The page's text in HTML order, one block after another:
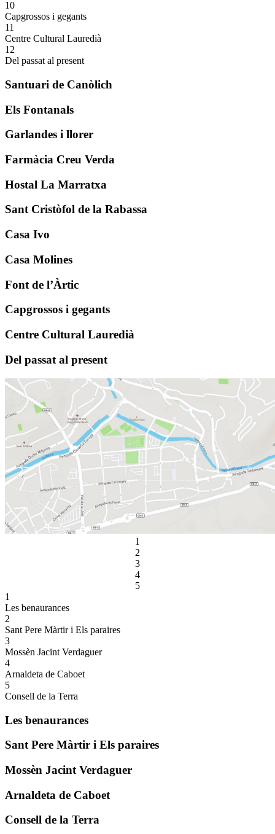
10
Capgrossos i gegants
11
Centre Cultural Lauredià
12
Del passat al present
Santuari de Canòlich
Els Fontanals
Garlandes i llorer
Farmàcia Creu Verda
Hostal La Marratxa
Sant Cristòfol de la Rabassa
Casa Ivo
Casa Molines
Font de l’Àrtic
Capgrossos i gegants
Centre Cultural Lauredià
Del passat al present
1
2
3
4
5
1
Les benaurances
2
Sant Pere Màrtir i Els paraires
3
Mossèn Jacint Verdaguer
4
Arnaldeta de Caboet
5
Consell de la Terra
Les benaurances
Sant Pere Màrtir i Els paraires
Mossèn Jacint Verdaguer
Arnaldeta de Caboet
Consell de la Terra